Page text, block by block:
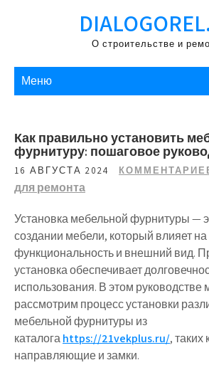
О строительстве и
Меню
Как правильно установить
фурнитуру: пошаговое
16 АВГУСТА 2024
для ремонта
Установка мебельной фурнитуры —
создании мебели, который влияет
функциональность и внешний вид.
установка обеспечивает
использования. В этом
рассмотрим процесс установки
мебельной фурнитуры из
каталогаhttps://21vekplus.ru/, таких
направляющие и замки.